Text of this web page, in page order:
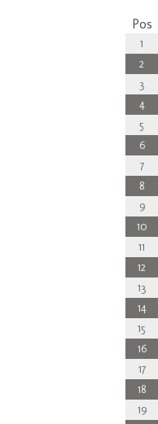
Pos
1
2
3
4
5
6
7
8
9
10
11
12
13
14
15
16
17
18
19